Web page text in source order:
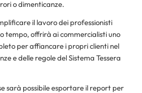
o dimenticanze.
il lavoro dei professionisti
tempo, offrirà ai commercialisti uno
per affiancare i propri clienti nel
e delle regole del Sistema Tessera
sarà possibile esportare il report per